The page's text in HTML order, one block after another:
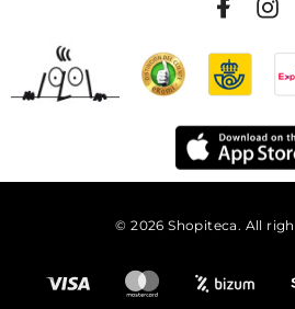
© 2026 Shopiteca. All